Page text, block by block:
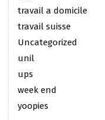
travail a domicile
travail suisse
Uncategorized
unil
ups
week end
yoopies